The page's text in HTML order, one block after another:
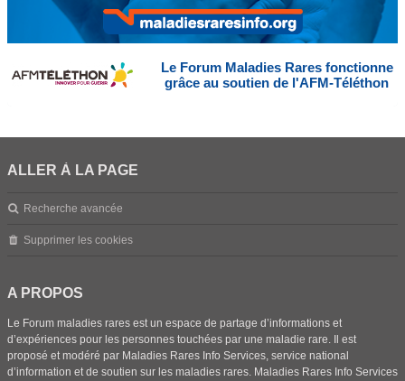
Le Forum Maladies Rares fonctionne
grâce au soutien de l'AFM-Téléthon
ALLER À LA PAGE
Recherche avancée
Supprimer les cookies
A PROPOS
Le Forum maladies rares est un espace de partage d’informations et
d’expériences pour les personnes touchées par une maladie rare. Il est
proposé et modéré par Maladies Rares Info Services, service national
d’information et de soutien sur les maladies rares. Maladies Rares Info Services